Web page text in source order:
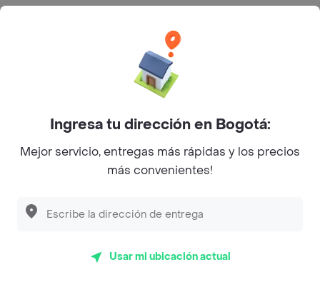
Domingo
12:00 - 20:45
Ingresa tu dirección en Bogotá:
Mejor servicio, entregas más rápidas y los precios
más convenientes!
Usar mi ubicación actual